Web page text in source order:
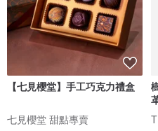
【七見櫻堂】手工巧克力禮盒
七見櫻堂 甜點專賣